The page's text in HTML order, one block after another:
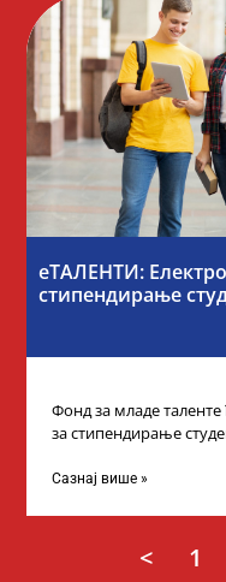
еТАЛЕНТИ:
стипендирање
Фонд за младе
за стипендирање
Сазнај више »
< 1